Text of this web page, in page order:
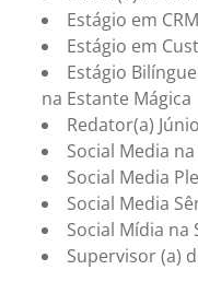
Estágio em
Estágio em
Estágio
na Estante Mágica
Redator(a)
Social Media
Social Media
Social Media
Social Mídia na
Supervisor (a)